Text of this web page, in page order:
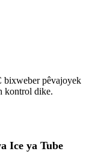
bixweber pêvajoyek
kontrol dike.
Ice ya Tube